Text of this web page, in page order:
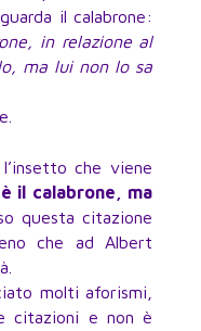
il calabrone:
in relazione al
ma lui non lo sa
che viene
il calabrone, ma
questa citazione
che ad Albert
molti aforismi,
citazioni e non è